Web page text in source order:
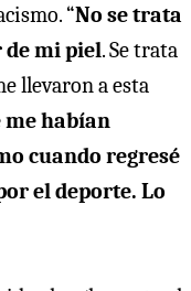
“No se trata
de mi piel. Se trata
llevaron a esta
me habían
cuando regresé
el deporte. Lo